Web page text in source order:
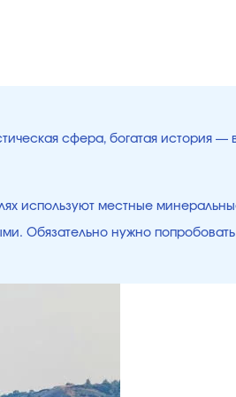
сфера, богатая история
используют местные
Обязательно нужно попробовать